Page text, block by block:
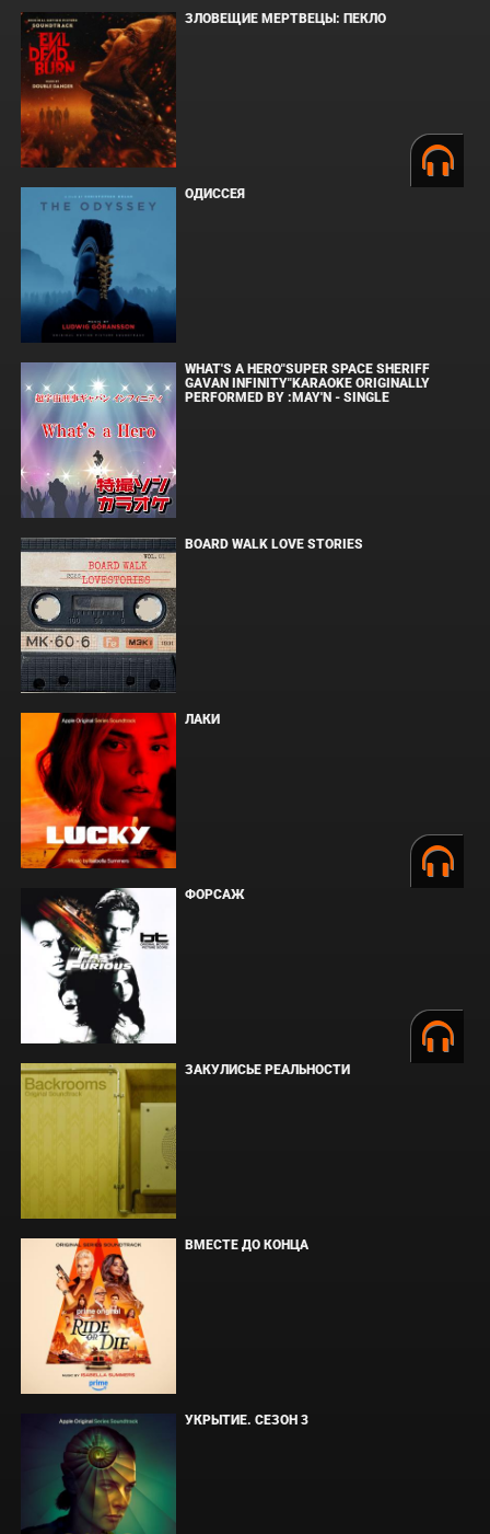
ЗЛОВЕЩИЕ МЕРТВЕЦЫ: ПЕКЛО
ОДИССЕЯ
WHAT'S A HERO"SUPER SPACE SHERIFF
GAVAN INFINITY"KARAOKE ORIGINALLY
PERFORMED BY :MAY'N - SINGLE
BOARD WALK LOVE STORIES
ЛАКИ
ФОРСАЖ
ЗАКУЛИСЬЕ РЕАЛЬНОСТИ
ВМЕСТЕ ДО КОНЦА
УКРЫТИЕ. СЕЗОН 3